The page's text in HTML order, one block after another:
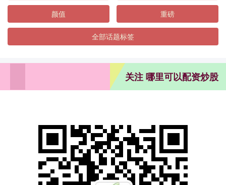
颜值 重磅
全部话题标签
关注 哪里可以配资炒股